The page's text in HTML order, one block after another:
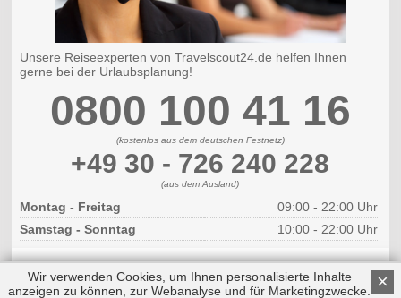
Unsere Reiseexperten von Travelscout24.de helfen Ihnen
gerne bei der Urlaubsplanung!
0800 100 41 16
(kostenlos aus dem deutschen Festnetz)
+49 30 - 726 240 228
(aus dem Ausland)
Montag - Freitag
09:00 - 22:00 Uhr
Samstag - Sonntag
10:00 - 22:00 Uhr
×
Wir verwenden Cookies, um Ihnen personalisierte Inhalte
anzeigen zu können, zur Webanalyse und für Marketingzwecke.